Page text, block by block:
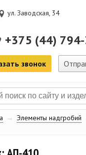
ул. Заводская, 34
+375 (44)
звонок
→ Элементы надгробий